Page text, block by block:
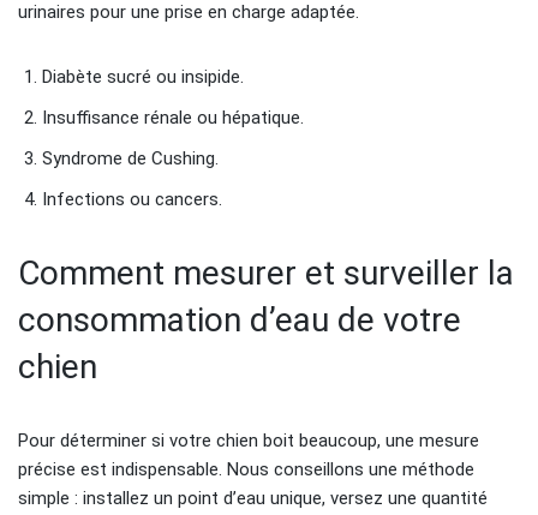
urinaires pour une prise en charge adaptée.
Diabète sucré ou insipide.
Insuffisance rénale ou hépatique.
Syndrome de Cushing.
Infections ou cancers.
Comment mesurer et surveiller la
consommation d’eau de votre
chien
Pour déterminer si votre chien boit beaucoup, une mesure
précise est indispensable. Nous conseillons une méthode
simple : installez un point d’eau unique, versez une quantité